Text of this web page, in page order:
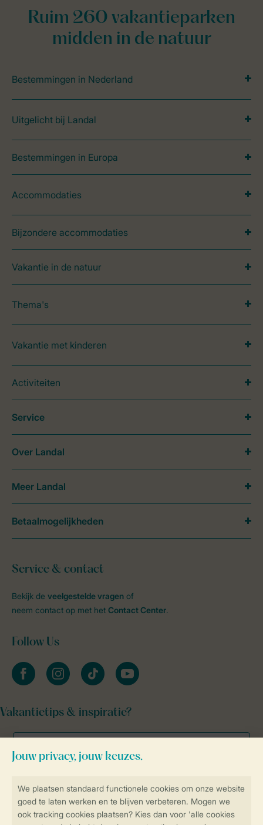
Veilig en snel online boeken
Ruim 260 vakantieparken
midden in de natuur
Bestemmingen in Nederland
Uitgelicht bij Landal
Bestemmingen in Europa
Accommodaties
Bijzondere accommodaties
Vakantie in de natuur
Thema's
Vakantie met kinderen
Activiteiten
Service & contact
Bekijk de veelgestelde vragen of
neem contact op met het Contact Center.
Follow Us
facebookinstagramtiktok youtube
Vakantietips & inspiratie?
Service
Over Landal
Meer Landal
Betaalmogelijkheden